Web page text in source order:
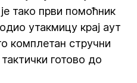
тако први помоћник
утакмицу крај аут
комплетан стручни
готово до